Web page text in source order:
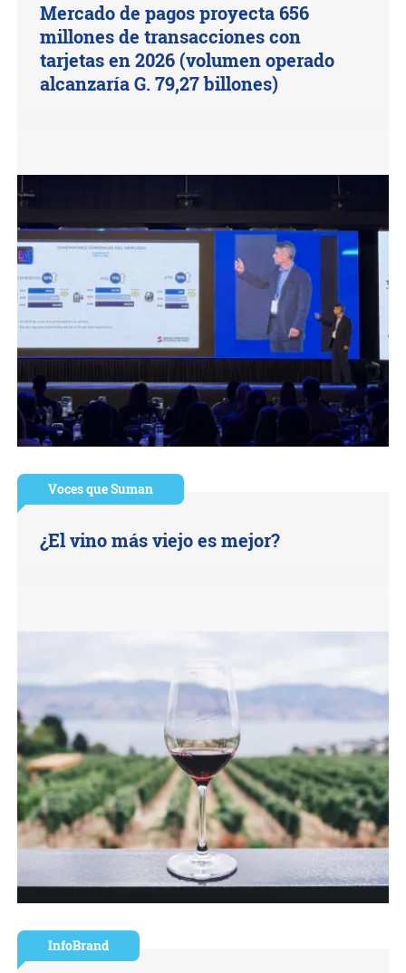
Mercado de pagos proyecta 656
millones de transacciones con
tarjetas en 2026 (volumen operado
alcanzaría G. 79,27 billones)
Voces que Suman
¿El vino más viejo es mejor?
InfoBrand